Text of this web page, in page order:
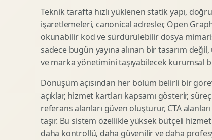
E Ticaret Kutu Tasarimi
Ambalaj Mockup Tasarimi
Fuaye Gorsel Tasarimi
Kurumsal Ilan Tasarimi
Woocommerce Tasarim
Eticaret UX Optimizasyonu
Kategori Sayfasi Tasarimi
Reklam Landing Page
Urun Lansman Sayfasi
Ab Test Arayuzu
Webinar Landing Page
Teknik tarafta hızlı yüklenen statik yapı,
işaretlemeleri, canonical adresler, Open
okunabilir kod ve sürdürülebilir dosya
sadece bugün yayına alınan bir tasarım
ve marka yönetimini taşıyabilecek kurumsal
Dönüşüm açısından her bölüm belirli bir
açıklar, hizmet kartları kapsamı gösterir,
referans alanları güven oluşturur, CTA
taşır. Bu sistem özellikle yüksek bütçeli
daha kontrollü, daha güvenilir ve daha